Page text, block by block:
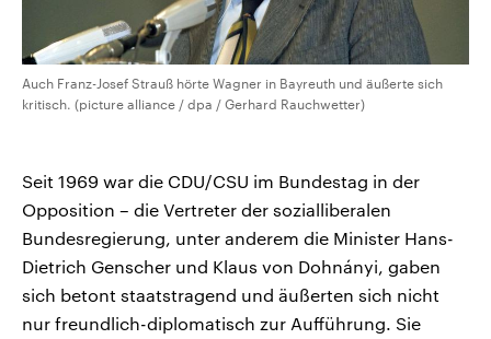
Auch Franz-Josef Strauß hörte Wagner in Bayreuth und äußerte sich
kritisch. (picture alliance / dpa / Gerhard Rauchwetter)
Seit 1969 war die CDU/CSU im Bundestag in der
Opposition – die Vertreter der sozialliberalen
Bundesregierung, unter anderem die Minister Hans-
Dietrich Genscher und Klaus von Dohnányi, gaben
sich betont staatstragend und äußerten sich nicht
nur freundlich-diplomatisch zur Aufführung. Sie